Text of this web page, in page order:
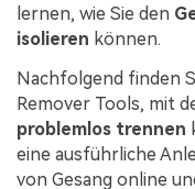
lernen, wie Sie den
isolieren können.
Nachfolgend finden
Remover Tools, mit
problemlos trennen
eine ausführliche
von Gesang online